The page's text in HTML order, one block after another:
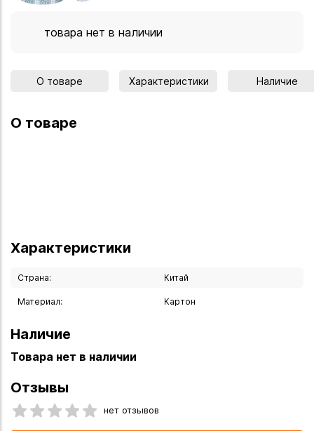
товара нет в наличии
О товаре Характеристики Наличие
О товаре
Характеристики
Страна: Китай
Материал: Картон
Наличие
Товара нет в наличии
Отзывы
нет отзывов